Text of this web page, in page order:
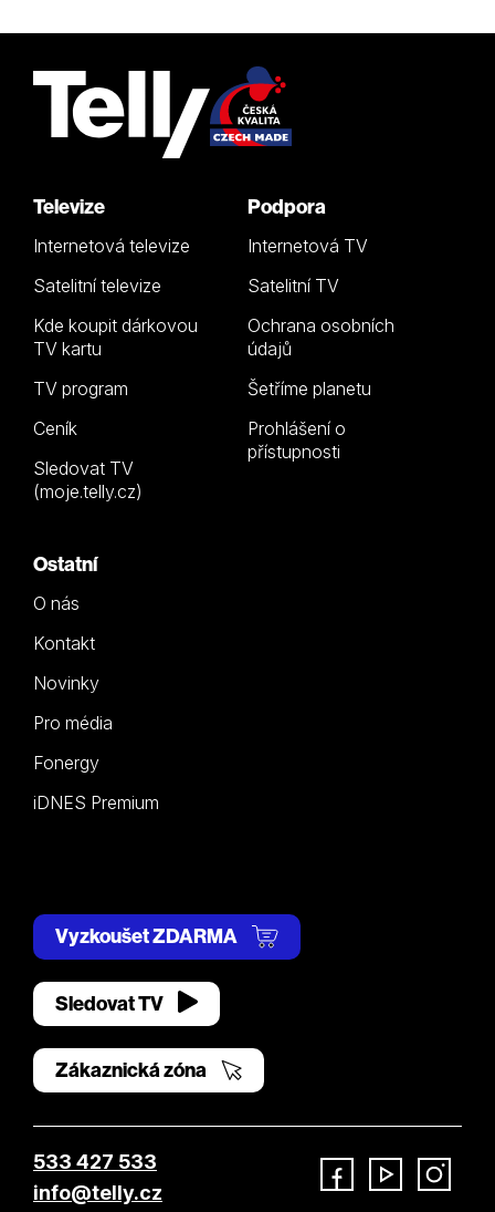
Televize
Internetová televize
Satelitní televize
Kde koupit dárkovou
TV kartu
TV program
Ceník
Sledovat TV
(moje.telly.cz)
Podpora
Internetová TV
Satelitní TV
Ochrana osobních
údajů
Šetříme planetu
Prohlášení o
přístupnosti
Ostatní
O nás
Kontakt
Novinky
Pro média
Fonergy
iDNES Premium
Vyzkoušet ZDARMA
Sledovat TV
Zákaznická zóna
533 427 533
info@telly.cz